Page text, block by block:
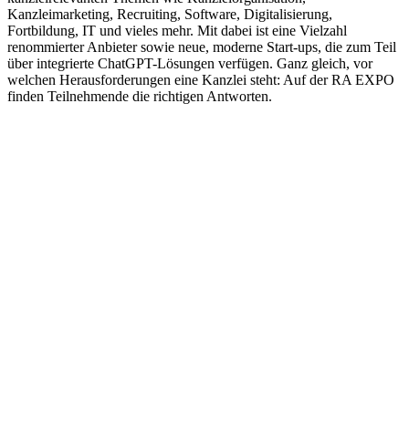
Kanzleimarketing, Recruiting, Software, Digitalisierung,
Fortbildung, IT und vieles mehr. Mit dabei ist eine Vielzahl
renommierter Anbieter sowie neue, moderne Start-ups, die zum Teil
über integrierte ChatGPT-Lösungen verfügen. Ganz gleich, vor
welchen Herausforderungen eine Kanzlei steht: Auf der RA EXPO
finden Teilnehmende die richtigen Antworten.